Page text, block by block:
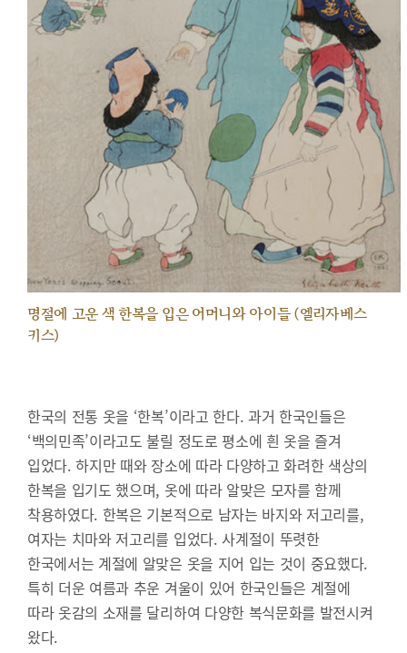
명절에 고운 색 한복을 입은 어머니와 아이들 (엘리자베스
키스)
한국의 전통 옷을 ‘한복’이라고 한다. 과거 한국인들은
‘백의민족’이라고도 불릴 정도로 평소에 흰 옷을 즐겨
입었다. 하지만 때와 장소에 따라 다양하고 화려한 색상의
한복을 입기도 했으며, 옷에 따라 알맞은 모자를 함께
착용하였다. 한복은 기본적으로 남자는 바지와 저고리를,
여자는 치마와 저고리를 입었다. 사계절이 뚜렷한
한국에서는 계절에 알맞은 옷을 지어 입는 것이 중요했다.
특히 더운 여름과 추운 겨울이 있어 한국인들은 계절에
따라 옷감의 소재를 달리하여 다양한 복식문화를 발전시켜
왔다.